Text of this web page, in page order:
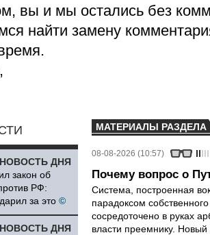
вы и мы остались без
найти замену
НОВОСТЬ ДНЯ
закон об
РФ:
за это ©
НОВОСТЬ ДНЯ
МАТЕРИАЛЫ РАЗДЕЛА
08-08-2026 (10:57)
Почему вопрос о
Система, построенная
парадоксом
сосредоточено в руках
власти преемнику.